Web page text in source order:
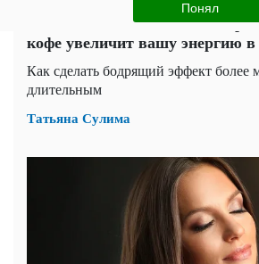
Понял
Одна чайная ложка этого
кофе увеличит вашу энергию
Как сделать бодрящий эффект более
длительным
Татьяна Сулима